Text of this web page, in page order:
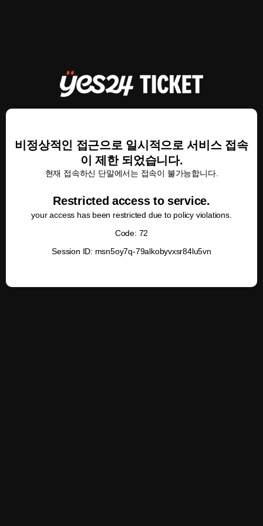
비정상적인 접근으로 일시적으로 서비스 접속
이 제한 되었습니다.
현재 접속하신 단말에서는 접속이 불가능합니다.
Restricted access to service.
your access has been restricted due to policy violations.
Code: 72
Session ID: msn5oy7q-79alkobyvxsr84lu5vn